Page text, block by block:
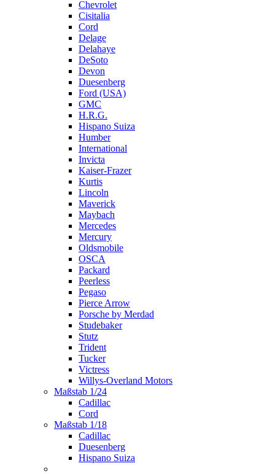
Chevrolet
Cisitalia
Cord
Delage
Delahaye
DeSoto
Devon
Duesenberg
Ford (USA)
GMC
H.R.G.
Hispano Suiza
Humber
International
Invicta
Kaiser-Frazer
Kurtis
Lincoln
Maverick
Maybach
Mercedes
Mercury
Oldsmobile
OSCA
Packard
Peerless
Pegaso
Pierce Arrow
Porsche by Merdad
Studebaker
Stutz
Trident
Tucker
Victress
Willys-Overland Motors
Maßstab 1/24
Cadillac
Cord
Maßstab 1/18
Cadillac
Duesenberg
Hispano Suiza